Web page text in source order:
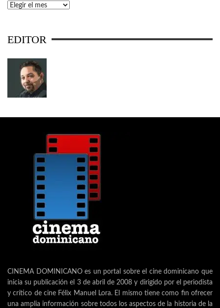
Archivos
EDITOR
CINEMA DOMINICANO es un portal sobre el cine dominicano que
inicia su publicación el 3 de abril de 2008 y dirigido por el periodista
y crítico de cine Félix Manuel Lora. El mismo tiene como fin ofrecer
una amplia información sobre todos los aspectos de la historia de la